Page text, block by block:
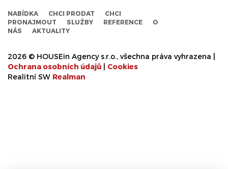
NABÍDKA CHCI PRODAT
CHCI
PRONAJMOUT
SLUŽBY REFERENCE
O
NÁS
AKTUALITY
2026 © HOUSEin Agency s.r.o., všechna práva vyhrazena |
Ochrana osobních údajů
Cookies
Realitní SW Realman